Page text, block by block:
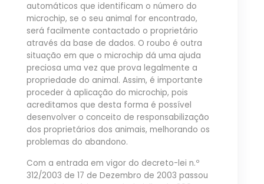
automáticos que identificam o número do
microchip, se o seu animal for encontrado,
será facilmente contactado o proprietário
através da base de dados. O roubo é outra
situação em que o microchip dá uma ajuda
preciosa uma vez que prova legalmente a
propriedade do animal. Assim, é importante
proceder à aplicação do microchip, pois
acreditamos que desta forma é possível
desenvolver o conceito de responsabilização
dos proprietários dos animais, melhorando os
problemas do abandono.
Com a entrada em vigor do decreto-lei n.º
312/2003 de 17 de Dezembro de 2003 passou